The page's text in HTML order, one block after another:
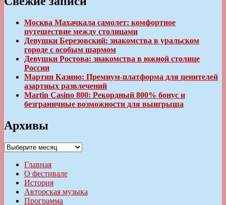
Москва Махачкала самолет: комфортное
путешествие между столицами
Девушки Березовский: знакомства в уральском
городе с особым шармом
Девушки Ростова: знакомства в южной столице
России
Мартин Казино: Премиум-платформа для ценителей
азартных развлечений
Martin Casino 800: Рекордный 800% бонус и
безграничные возможности для выигрыша
Архивы
Архивы
Главная
О фестивале
История
Авторская музыка
Программа